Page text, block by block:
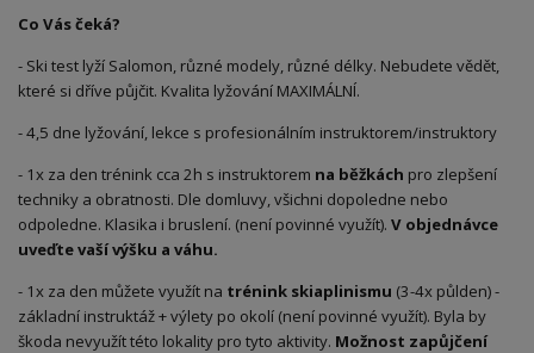
Co Vás čeká?
- Ski test lyží Salomon, různé modely, různé délky. Nebudete vědět,
které si dříve půjčit. Kvalita lyžování MAXIMÁLNÍ.
- 4,5 dne lyžování, lekce s profesionálním instruktorem/instruktory
- 1x za den trénink cca 2h s instruktorem na běžkách pro zlepšení
techniky a obratnosti. Dle domluvy, všichni dopoledne nebo
odpoledne. Klasika i bruslení. (není povinné využít). V objednávce
uveďte vaší výšku a váhu.
- 1x za den můžete využít na trénink skiaplinismu (3-4x půlden) -
základní instruktáž + výlety po okolí (není povinné využít). Byla by
škoda nevyužít této lokality pro tyto aktivity. Možnost zapůjčení